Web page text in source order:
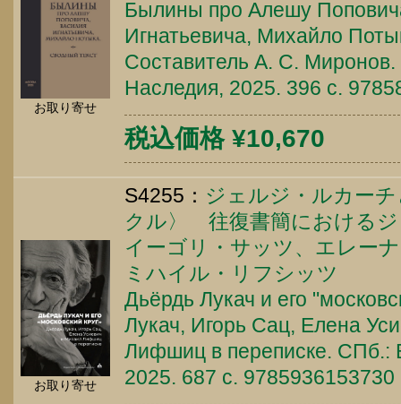
お取り寄せ
Былины про Алешу
Игнатьевича, Михайло
Составитель А. С.
Наследия, 2025. 396 c.
税込価格 ¥10,670
お取り寄せ
S4255： ジェルジ・ルカー
クル〉 往復書簡における
イーゴリ・サッツ、エレー
ミハイル・リフシッツ
Дьёрдь Лукач и его
Лукач, Игорь Сац, Елена
Лифшиц в переписке. СПб.:
2025. 687 c. 9785936153730